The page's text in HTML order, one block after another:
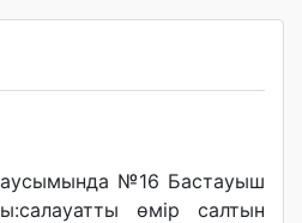
№16 Бастауыш
өмір салтын